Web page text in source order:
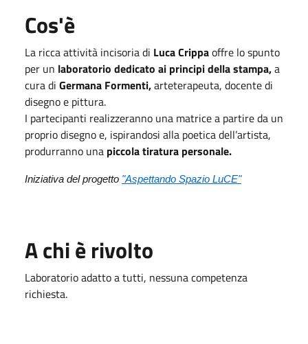
Cos'è
La ricca attività incisoria di Luca Crippaoffre lo spunto
per un laboratorio dedicato ai principi della stampa,a
cura di Germana Formenti,arteterapeuta, docente di
disegno e pittura.
I partecipanti realizzeranno una matrice a partire da un
proprio disegno e, ispirandosi alla poetica dell’artista,
produrranno una piccola tiratura personale.
Iniziativa del progetto "Aspettando Spazio LuCE"
A chi è rivolto
Laboratorio adatto a tutti, nessuna competenza
richiesta.